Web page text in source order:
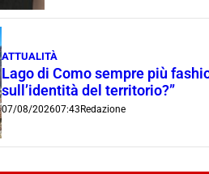
ATTUALITÀ
Lago di Como sempre più
sull’identità del territorio?”
07/08/202607:43Redazione